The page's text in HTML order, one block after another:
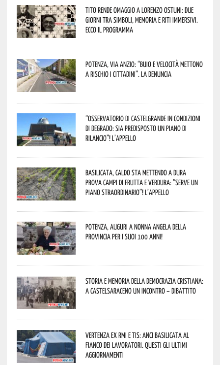
Tito rende omaggio a Lorenzo Ostuni: due
giorni tra simboli, memoria e riti immersivi.
Ecco il programma
Potenza, Via Anzio: “Buio e velocità mettono
a rischio i cittadini”. La denuncia
“Osservatorio di Castelgrande in condizioni
di degrado: sia predisposto un piano di
rilancio”! L’appello
Basilicata, caldo sta mettendo a dura
prova campi di frutta e verdura: “Serve un
piano straordinario”! L’appello
Potenza, auguri a nonna Angela della
provincia per i suoi 100 anni!
Storia e memoria della Democrazia Cristiana:
a Castelsaraceno un incontro – dibattito
Vertenza ex RMI e TIS: ANCI Basilicata al
fianco dei lavoratori. Questi gli ultimi
aggiornamenti